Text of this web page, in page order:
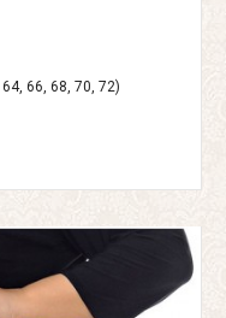
66, 68, 70, 72)